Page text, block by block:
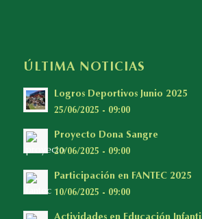
ÚLTIMA NOTICIAS
Logros Deportivos Junio 2025
25/06/2025 - 09:00
Proyecto Dona Sangre
20/06/2025 - 09:00
Participación en FANTEC 2025
10/06/2025 - 09:00